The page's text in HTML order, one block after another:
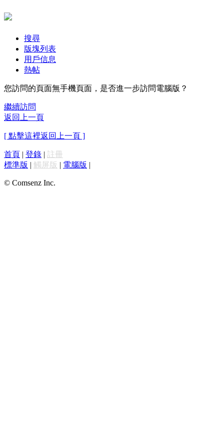
搜尋
版塊列表
用戶信息
熱帖
您訪問的頁面無手機頁面，是否進一步訪問電腦版？
繼續訪問
返回上一頁
[ 點擊這裡返回上一頁 ]
首頁 | 登錄 | 註冊
標準版 | 觸屏版 | 電腦版 |
© Comsenz Inc.